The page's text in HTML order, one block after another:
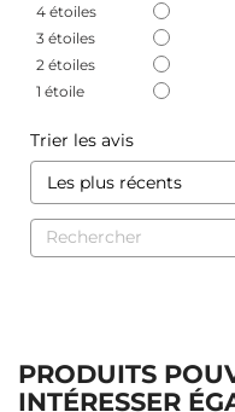
4 étoiles
3 étoiles
2 étoiles
1 étoile
Trier les avis
PRODUITS
INTÉRESSER